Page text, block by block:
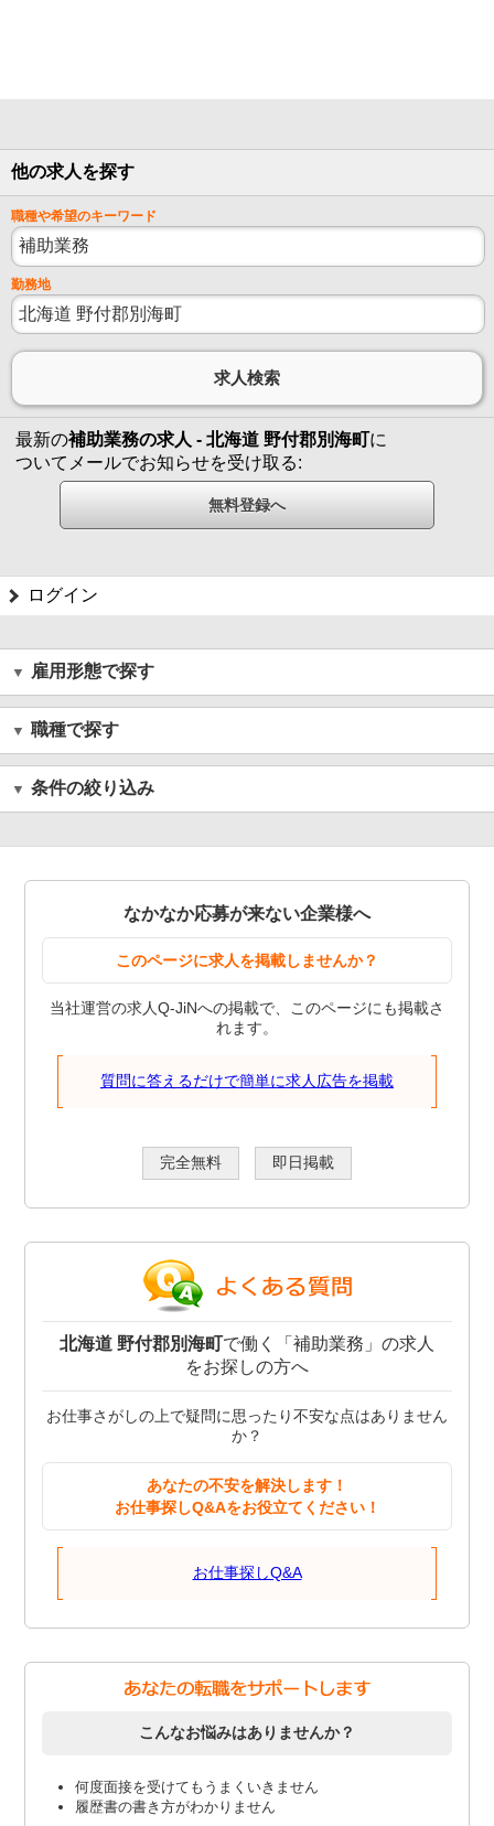
他の求人を探す
職種や希望のキーワード
勤務地
最新の補助業務の求人 - 北海道 野付郡別海町に
ついてメールでお知らせを受け取る:
ログイン
雇用形態で探す
職種で探す
条件の絞り込み
なかなか応募が来ない企業様へ
このページに求人を掲載しませんか？
当社運営の求人Q-JiNへの掲載で、このページにも掲載さ
れます。
質問に答えるだけで簡単に求人広告を掲載
完全無料 即日掲載
北海道 野付郡別海町で働く「補助業務」の求人
をお探しの方へ
お仕事さがしの上で疑問に思ったり不安な点はありません
か？
あなたの不安を解決します！
お仕事探しQ&Aをお役立てください！
お仕事探しQ&A
こんなお悩みはありませんか？
何度面接を受けてもうまくいきません
履歴書の書き方がわかりません